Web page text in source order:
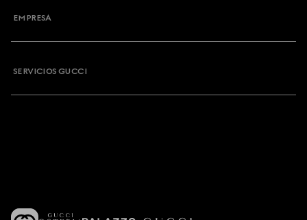
EMPRESA
SERVICIOS GUCCI